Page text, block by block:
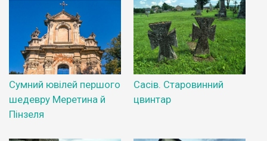
Сумний ювілей першого
шедевру Меретина й
Пінзеля
Сасів. Старовинний
цвинтар